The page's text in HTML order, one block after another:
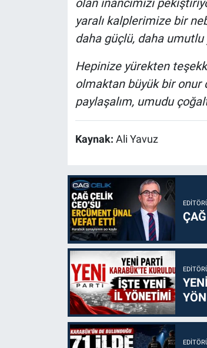
olan inancımızı
yaralı kalplerimize bir
daha güçlü, daha umutlu
Hepinize yürekten
olmaktan büyük bir onur
paylaşalım, umudu
Kaynak: Ali Yavuz